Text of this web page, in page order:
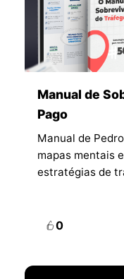
Manual de
Pago
Manual de
mapas mentais
estratégias de
0